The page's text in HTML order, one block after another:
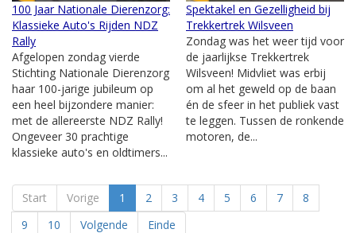
100 Jaar Nationale Dierenzorg:
Klassieke Auto's Rijden NDZ
Rally
Afgelopen zondag vierde
Stichting Nationale Dierenzorg
haar 100-jarige jubileum op
een heel bijzondere manier:
met de allereerste NDZ Rally!
Ongeveer 30 prachtige
klassieke auto's en oldtimers...
Spektakel en Gezelligheid bij
Trekkertrek Wilsveen
Zondag was het weer tijd voor
de jaarlijkse Trekkertrek
Wilsveen! Midvliet was erbij
om al het geweld op de baan
én de sfeer in het publiek vast
te leggen. Tussen de ronkende
motoren, de...
Start Vorige 1 2 3 4 5 6 7
8
9
10 Volgende Einde